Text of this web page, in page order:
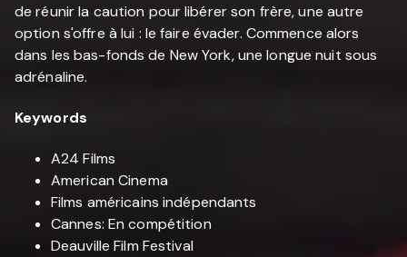
de réunir la caution pour libérer son frère, une autre
option s'offre à lui : le faire évader. Commence alors
dans les bas-fonds de New York, une longue nuit sous
adrénaline.
Keywords
A24 Films
American Cinema
Films américains indépendants
Cannes: En compétition
Deauville Film Festival